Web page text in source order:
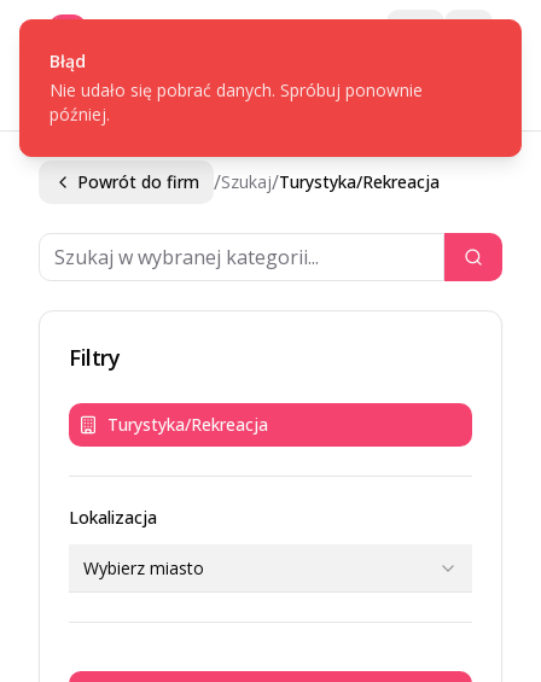
Powrót do firm /Szukaj/Turystyka/Rekreacja
Filtry
Turystyka/Rekreacja
Lokalizacja
Wybierz miasto
Błąd
Nie udało się pobrać danych. Spróbuj ponownie
później.